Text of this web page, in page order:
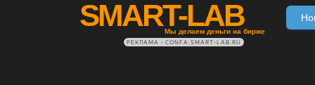
SMART-LAB
Мы делаем деньги на бирже
РЕКЛАМА • CONFA.SMART-LAB.RU